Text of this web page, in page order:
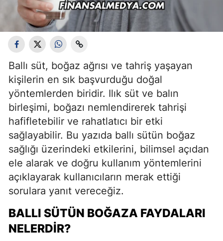
Ballı süt, boğaz ağrısı ve tahriş yaşayan
kişilerin en sık başvurduğu doğal
yöntemlerden biridir. Ilık süt ve balın
birleşimi, boğazı nemlendirerek tahrişi
hafifletebilir ve rahatlatıcı bir etki
sağlayabilir. Bu yazıda ballı sütün boğaz
sağlığı üzerindeki etkilerini, bilimsel açıdan
ele alarak ve doğru kullanım yöntemlerini
açıklayarak kullanıcıların merak ettiği
sorulara yanıt vereceğiz.
BALLI SÜTÜN BOĞAZA FAYDALARI
NELERDIR?